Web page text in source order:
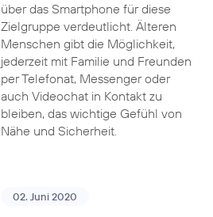
über das Smartphone für diese
Zielgruppe verdeutlicht. Älteren
Menschen gibt die Möglichkeit,
jederzeit mit Familie und Freunden
per Telefonat, Messenger oder
auch Videochat in Kontakt zu
bleiben, das wichtige Gefühl von
Nähe und Sicherheit.
02. Juni 2020